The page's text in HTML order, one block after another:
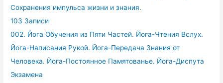
Сохранения импульса жизни и знания.
103 Записи
002. Йога Обучения из Пяти Частей. Йога-Чтения Вслух.
Йога-Написания Рукой. Йога-Передача Знания от
Человека. Йога-Постоянное Памятованье. Йога-Диспута
Экзамена